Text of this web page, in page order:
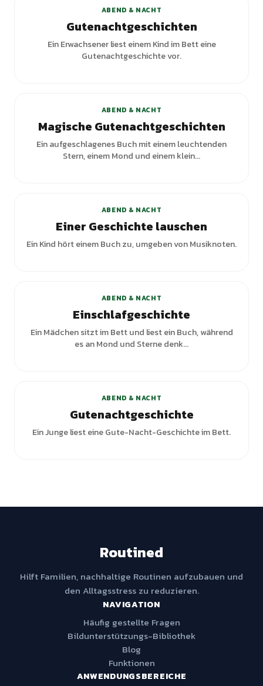
ABEND & NACHT
Gutenachtgeschichten
Ein Erwachsener liest einem Kind im Bett eine
Gutenachtgeschichte vor.
ABEND & NACHT
Magische Gutenachtgeschichten
Ein aufgeschlagenes Buch mit einem leuchtenden
Stern, einem Mond und einem klein...
ABEND & NACHT
Einer Geschichte lauschen
Ein Kind hört einem Buch zu, umgeben von Musiknoten.
ABEND & NACHT
Einschlafgeschichte
Ein Mädchen sitzt im Bett und liest ein Buch, während
es an Mond und Sterne denk...
ABEND & NACHT
Gutenachtgeschichte
Ein Junge liest eine Gute-Nacht-Geschichte im Bett.
Routined
Hilft Familien, nachhaltige Routinen aufzubauen und
den Alltagsstress zu reduzieren.
NAVIGATION
Häufig gestellte Fragen
Bildunterstützungs-Bibliothek
Blog
Funktionen
ANWENDUNGSBEREICHE